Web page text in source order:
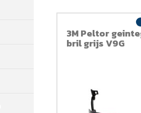
3M Peltor
bril grijs V9G